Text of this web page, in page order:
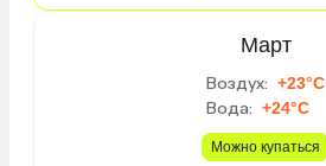
спина, какие-то настолки. Очень
приятное обслуживание и весь
персонал. Рядом разрушенный
отель, но стройки нет, не мешает.
По пляжу очень классно гулять,
можно дойти прямо до
Март
Воздух: +23°C
Вода: +24°C
Можно купаться